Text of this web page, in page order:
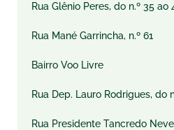
Rua Glênio Peres, do n.º 35 ao
Rua Mané Garrincha, n.º 61
Bairro Voo Livre
Rua Dep. Lauro Rodrigues, do
Rua Presidente Tancredo